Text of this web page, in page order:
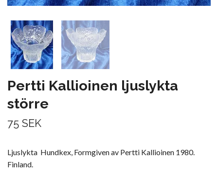
Pertti Kallioinen ljuslykta
större
75 SEK
Ljuslykta Hundkex, Formgiven av Pertti Kallioinen 1980.
Finland.